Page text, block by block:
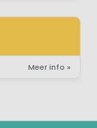
Meer info »